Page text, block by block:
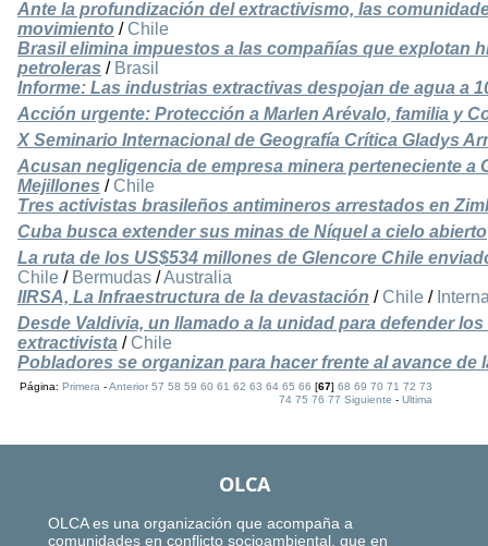
Ante la profundización del extractivismo, las
movimiento / Chile
Brasil elimina impuestos a las compañías que explotan
petroleras / Brasil
Informe: Las industrias extractivas despojan de agua a
Acción urgente: Protección a Marlen Arévalo, familia y
X Seminario Internacional de Geografía Crítica Gladys
Acusan negligencia de empresa minera perteneciente a
Mejillones / Chile
Tres activistas brasileños antimineros arrestados en
Cuba busca extender sus minas de Níquel a cielo abierto
La ruta de los US$534 millones de Glencore Chile
Chile / Bermudas /Australia
IIRSA, La Infraestructura de la devastación / Chile /
Desde Valdivia, un llamado a la unidad para defender
extractivista / Chile
Pobladores se organizan para hacer frente al avance de
Página:Primera -Anterior 57 58 59 60 61 62 63 64 65 66 [67]68 69 70 71 72 73
74 75 76 77 Siguiente -Ultima
OLCA
OLCA es una organización que acompaña a
comunidades en conflicto socioambiental, que en